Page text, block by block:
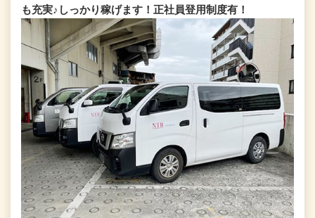
も充実♪しっかり稼げます！正社員登用制度有！